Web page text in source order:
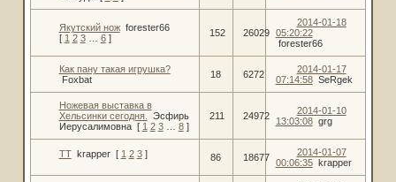
Якутский нож forester66
[ 1 2 3 6 ] 152 26029
2014-01-18
05:20:22
forester66
Как пану такая игрушка?
Foxbat
18 6272
2014-01-17
07:14:58 SeRgek
Ножевая выставка в
Хельсинки сегодня.
Эсфирь
Иерусалимовна [ 1 2 3 8 ]
211 24972
2014-01-10
13:03:08 grg
ТТ krapper [ 1 2 3 ] 86 18677
2014-01-07
00:06:35 krapper